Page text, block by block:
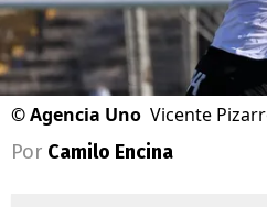
©Agencia Uno Vicente
Por Camilo Encina